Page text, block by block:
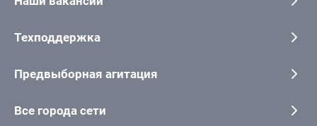
Техподдержка
Предвыборная агитация
Все города сети